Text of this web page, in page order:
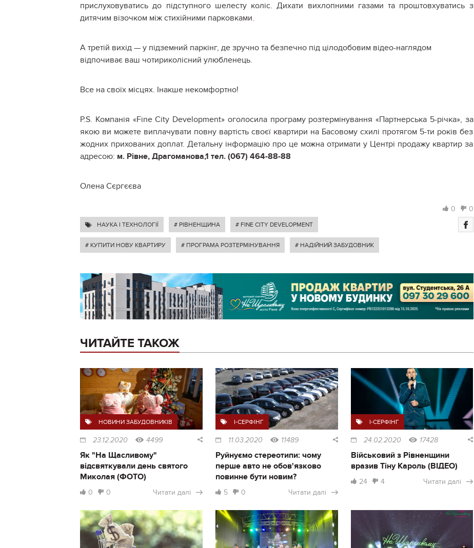
прислуховуватись до підступного шелесту коліс. Дихати вихлопними газами та проштовхуватись з
дитячим візочком між стихійними парковками.
А третій вихід — у підземний паркінг, де зручно та безпечно під цілодобовим відео-наглядом
відпочиває ваш чотириколісний улюбленець.
Все на своїх місцях. Інакше некомфортно!
P.S. Компанія «Fine City Development» оголосила програму розтермінування «Партнерська 5-річка», за
якою ви можете виплачувати повну вартість своєї квартири на Басовому схилі протягом 5-ти років без
жодних прихованих доплат. Детальну інформацію про це можна отримати у Центрі продажу квартир за
адресою: м. Рівне, Драгоманова,1 тел. (067) 464-88-88
Олена Сєргєєва
0 0
НАУКА І ТЕХНОЛОГІЇ # РІВНЕНЩИНА # FINE CITY DEVELOPMENT
# КУПИТИ НОВУ КВАРТИРУ # ПРОГРАМА РОЗТЕРМІНУВАННЯ # НАДІЙНИЙ ЗАБУДОВНИК
ЧИТАЙТЕ ТАКОЖ
НОВИНИ ЗАБУДОВНИКІВ
23.12.2020 4499
Як "На Щасливому"
відсвяткували день святого
Миколая (ФОТО)
0 0 Читати далі
I-СЕРФІНГ
11.03.2020 11489
Руйнуємо стереотипи: чому
перше авто не обов'язково
повинне бути новим?
5 0 Читати далі
I-СЕРФІНГ
24.02.2020 17428
Військовий з Рівненщини
вразив Тіну Кароль (ВІДЕО)
24 4 Читати далі